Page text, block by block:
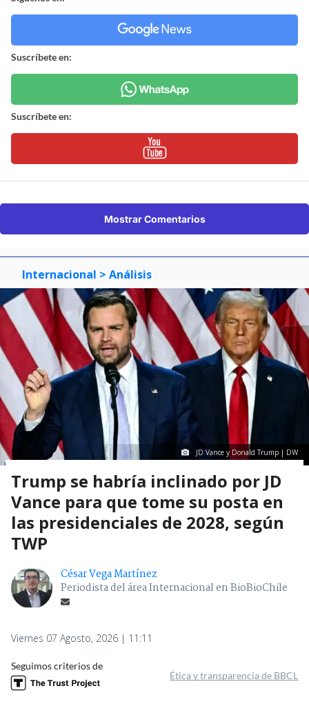
Suscríbete en:
Suscríbete en:
Mostrar Comentarios
Internacional > Análisis
JD Vance y Donald Trump | DW
Trump se habría inclinado por JD
Vance para que tome su posta en
las presidenciales de 2028, según
TWP
César Vega Martínez
Periodista del área Internacional en BioBioChile
Viernes 07 Agosto, 2026 | 11:11
Seguimos criterios de
Ética y transparencia de BBCL